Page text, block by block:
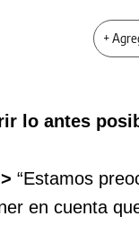
+
lo antes
“Estamos
en cuenta